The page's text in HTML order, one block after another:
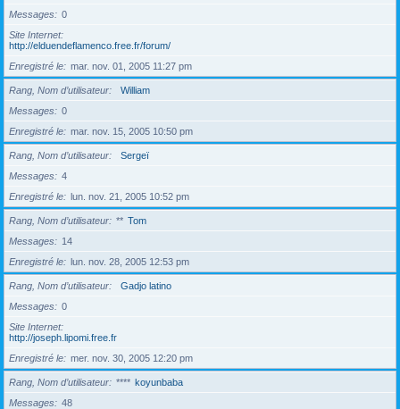
Messages
0
Site Internet
http://elduendeflamenco.free.fr/forum/
Enregistré le
mar. nov. 01, 2005 11:27 pm
Rang, Nom d’utilisateur
William
Messages
0
Enregistré le
mar. nov. 15, 2005 10:50 pm
Rang, Nom d’utilisateur
Sergeï
Messages
4
Enregistré le
lun. nov. 21, 2005 10:52 pm
Rang, Nom d’utilisateur ** Tom
Messages
14
Enregistré le
lun. nov. 28, 2005 12:53 pm
Rang, Nom d’utilisateur
Gadjo latino
Messages
0
Site Internet
http://joseph.lipomi.free.fr
Enregistré le
mer. nov. 30, 2005 12:20 pm
Rang, Nom d’utilisateur **** koyunbaba
Messages
48